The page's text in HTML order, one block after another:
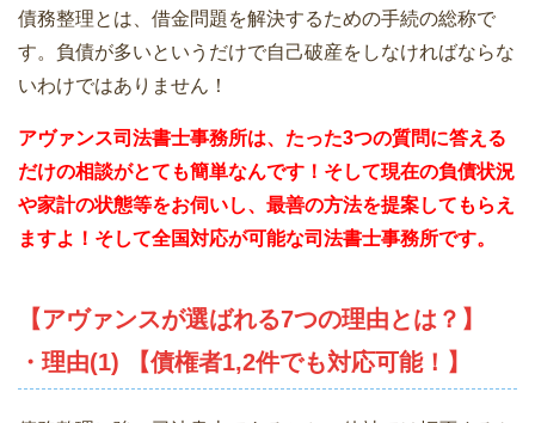
債務整理とは、借金問題を解決するための手続の総称で
す。負債が多いというだけで自己破産をしなければならな
いわけではありません！
アヴァンス司法書士事務所は、 たった3つの質問に答える
だけの相談がとても簡単なんです！そして現在の負債状況
や家計の状態等をお伺いし、最善の方法を提案してもらえ
ますよ！そして全国対応が可能な司法書士事務所です。
【アヴァンスが選ばれる7つの理由とは？】
・理由(1) 【債権者1,2件でも対応可能！】